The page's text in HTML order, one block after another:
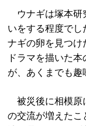
ウナギは塚本研
いをする程度でし
ナギの卵を見つけ
ドラマを描いた
が、あくまでも趣
被災後に相模原
の交流が増えたこ